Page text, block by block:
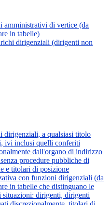
amministrativi di vertice (da
in tabelle)
dirigenziali (dirigenti non
dirigenziali, a qualsiasi titolo
ivi inclusi quelli conferiti
dall'organo di indirizzo
procedure pubbliche di
e titolari di posizione
con funzioni dirigenziali (da
in tabelle che distinguano le
situazioni: dirigenti, dirigenti